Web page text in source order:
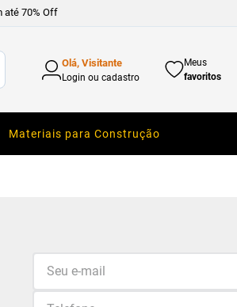
até 70% Off
Olá, Visitante
Login ou cadastro
Meus
favoritos
Materiais para Construção